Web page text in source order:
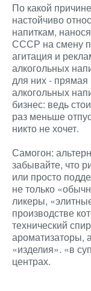
По какой
настойчиво
напиткам,
СССР на смену
агитация и
алкогольных
для них - прямая
алкогольных
бизнес: ведь
раз меньше
никто не хочет.
Самогон:
забывайте, что
или просто
не только
ликеры,
производстве
технический
ароматизаторы,
«изделия». «в
центрах.